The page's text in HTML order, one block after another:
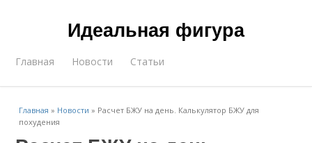
Идеальная фигура
Главная Новости Статьи
Главная » Новости » Расчет БЖУ на день. Калькулятор БЖУ для
похудения